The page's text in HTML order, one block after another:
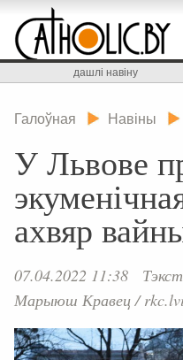
дашлі навіну
Галоўная Навіны
У Львове
ахвяр
07.04.2022 11:38
Марыюш Кравец /